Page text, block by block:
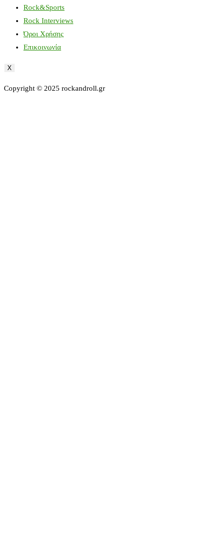
Rock&Sports
Rock Interviews
Όροι Χρήσης
Επικοινωνία
X
Copyright © 2025 rockandroll.gr